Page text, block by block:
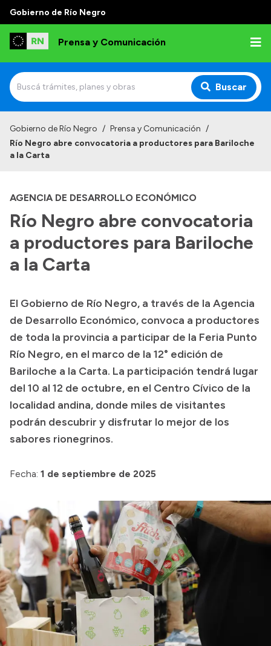
Gobierno de Río Negro
Prensa y Comunicación
Buscar
Institucional
Referentes de prensa
Archivo de noticias
Transparencia
Boletín Oficial
Compras y licitaciones
Consulta de expedientes
Consulta de pago a proveedores
Convocatorias
Intranet
Gobierno de Río Negro / Prensa y Comunicación /
Río Negro abre convocatoria a productores para Bariloche
a la Carta
AGENCIA DE DESARROLLO ECONÓMICO
Río Negro abre convocatoria
a productores para Bariloche
a la Carta
El Gobierno de Río Negro, a través de la Agencia
de Desarrollo Económico, convoca a productores
de toda la provincia a participar de la Feria Punto
Río Negro, en el marco de la 12° edición de
Bariloche a la Carta. La participación tendrá lugar
del 10 al 12 de octubre, en el Centro Cívico de la
localidad andina, donde miles de visitantes
podrán descubrir y disfrutar lo mejor de los
sabores rionegrinos.
Fecha: 1 de septiembre de 2025